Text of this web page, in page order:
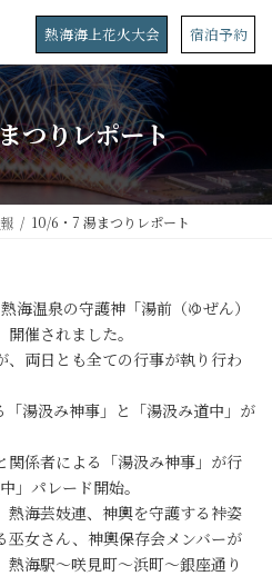
熱海海上花火大会 宿泊予約
つりレポート
10/6・7 湯まつりレポート
海温泉の守護神「湯前（ゆぜん）
催されました。
、両日とも全ての行事が執り行わ
湯汲み神事」と「湯汲み道中」が
関係者による「湯汲み神事」が行
」パレード開始。
熱海芸妓連、神輿を守護する裃姿
巫女さん、神輿保存会メンバーが
海駅～咲見町～浜町～銀座通り